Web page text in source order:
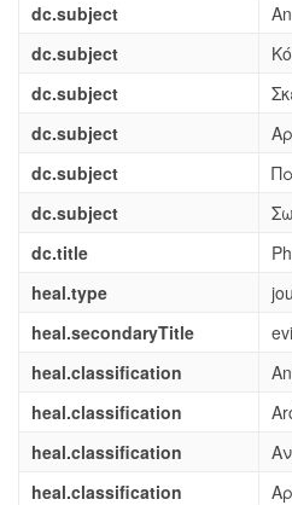
dc.subject
dc.subject
dc.subject
dc.subject
dc.subject
dc.subject
dc.title
heal.type
heal.secondaryTitle
heal.classification
heal.classification
heal.classification
heal.classification